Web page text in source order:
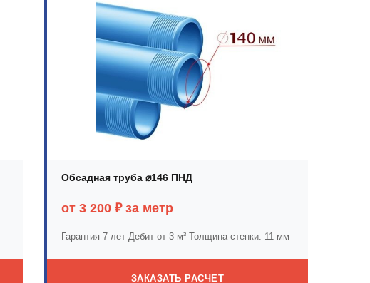
Обсадная труба ⌀146 ПНД
от 3 200 ₽ за метр
Гарантия 7 лет Дебит от 3 м³ Толщина стенки: 11 мм
ЗАКАЗАТЬ РАСЧЕТ